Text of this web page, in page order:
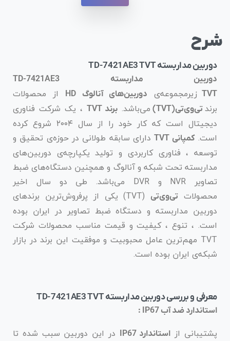
شرح
دوربین مداربسته TD-7421AE3 TVT
دوربین مداربسته TD-7421AE3
TVT زیرمجموعه‌ی دوربین‌های آنالوگ HD
از محصولات
برند تی‌وی‌تی(TVT) می‌باشد. برند TVT
، یک شرکت فناوری
دیجیتال است که کار خود را از سال ۲۰۰۴ شروع کرده
است.کمپانی TVT
دارای سابقه طولانی در حوزه‌ی تحقیق و
توسعه ، فناوری کاربردی و تولید یکپارچه‌ی دوربین‌های
مداربسته تحت شبکه و آنالوگ و همچنین دستگاه‌های ضبط
تصاویر NVR و DVR می‌باشد. طی دو سال اخیر
محصولات تی‌وی‌تی
(TVT) یکی از پرفروش‌ترین برندهای
دوربین مداربسته و دستگاه ضبط تصاویر در ایران بوده
است. ، تنوع ، کیفیت و قیمت مناسب محصولات شرکت
TVT مهم‌ترین عامل محبوبیت و موفقیت این برند در بازار
شبکه‌ی ایران بوده است.
معرفی و بررسی دوربین مداربسته TD-7421AE3 TVT
استاندارد ضد آب IP67 :
پشتیبانی از استاندارد IP67
در این دوربین سبب شده تا